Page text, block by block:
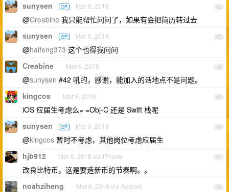
42
sunysen OP Mar 6, 2018
@Creabine 我只能帮忙问问了，如果有会把简历转过去
43
sunysen OP Mar 6, 2018
@haifeng373 这个也得我问问
44
Creabine Mar 6, 2018
@sunysen #42 吼的，感谢，能加入的话地点不是问题。
45
kingcos Mar 6, 2018
iOS 应届生考虑么= =Obj-C 还是 Swift 栈呢
46
sunysen OP Mar 6, 2018
@kingcos 暂时不考虑，其他岗位考虑应届生
47
hjb912 Mar 6, 2018 via iPhone
改良比特币，这是要造新币的节奏啊。。
48
noahziheng Mar 6, 2018 via Android